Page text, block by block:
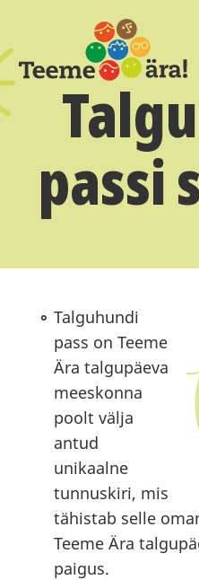
passi
Talguhundi
pass on Teeme
Ära talgupäeva
meeskonna
poolt välja
antud
unikaalne
tunnuskiri, mis
tähistab selle
Teeme Ära
paigus.